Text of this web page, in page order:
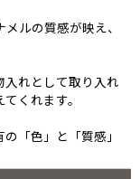
ルの質感が映え、
入れとして取り入れ
くれます。
「色」と「質感」